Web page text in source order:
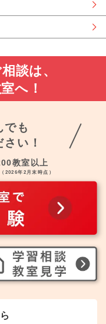
談は、
へ！
でも
い！
教室以上
（2026年2月末時点）